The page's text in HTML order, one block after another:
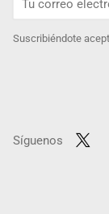
Suscribiéndote
Síguenos